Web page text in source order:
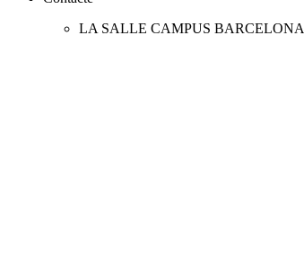
LA SALLE CAMPUS BARCELONA